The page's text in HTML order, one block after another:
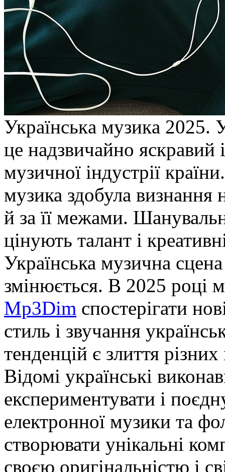
Укрaїнськa музикa 2025.
це надзвичайно яскравий
музичної індустрії
музика здобула визнання
й за її межами.
цінують талант і
Українська музична
змінюється. В 2025
Mp3Dim спостерігати
стиль і звучання
тенденцій є злиття
Відомі українські
експериментувати і
електронної музики та
створювати унікальні
своєю оригінальністю і